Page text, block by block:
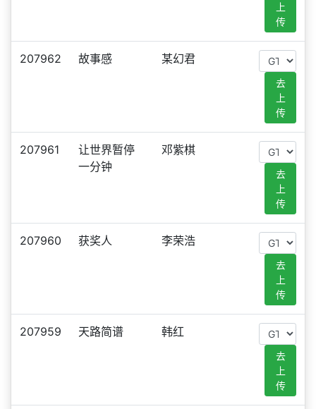
上
传
207962 故事感 某幻君
去
上
传
207961
让世界暂停
一分钟
邓紫棋
去
上
传
207960 获奖人 李荣浩
去
上
传
207959 天路简谱 韩红
去
上
传